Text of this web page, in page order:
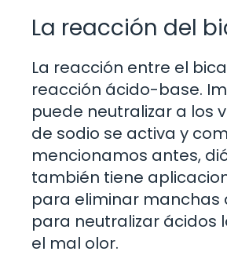
La reacción del
La reacción entre el
reacción ácido-base.
puede neutralizar a los
de sodio se activa y
mencionamos antes,
también tiene
para eliminar manchas
para neutralizar ácidos
el mal olor.